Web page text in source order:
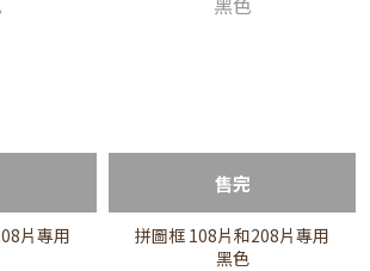
片專用
售完
拼圖框 108片和208片專用
黑色